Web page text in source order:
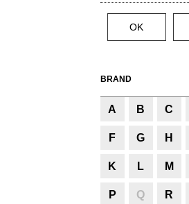
BRAND
A B C
F G H
K L M
P Q R